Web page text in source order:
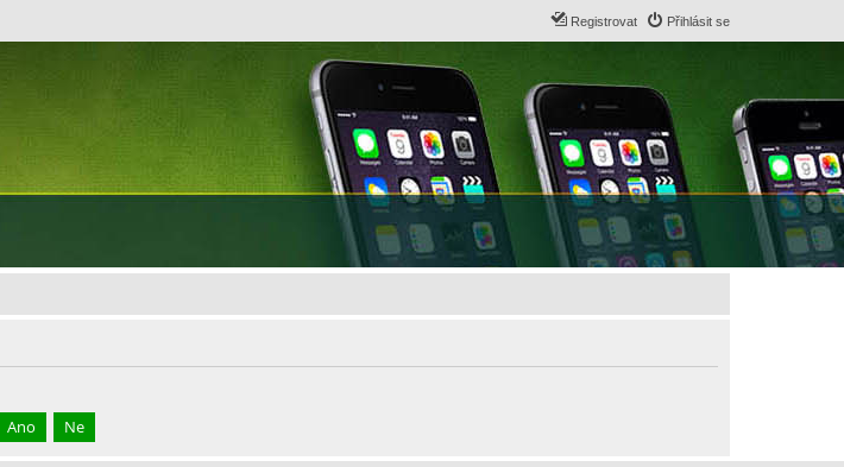
Přihlásit se
Registrovat